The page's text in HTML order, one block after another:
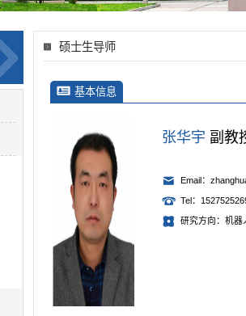
硕士生导师
基本信息
张华宇 副教
Email：
Tel：
研究方向：机器